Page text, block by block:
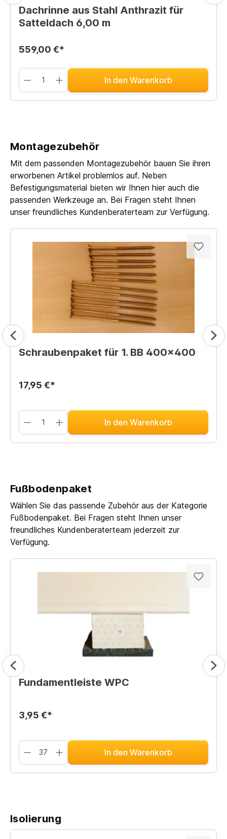
Dachrinne aus Stahl Anthrazit für
Satteldach 6,00 m
559,00 €*
In den Warenkorb
Montagezubehör
Mit dem passenden Montagezubehör bauen Sie ihren
erworbenen Artikel problemlos auf. Neben
Befestigungsmaterial bieten wir Ihnen hier auch die
passenden Werkzeuge an. Bei Fragen steht Ihnen
unser freundliches Kundenberaterteam zur Verfügung.
Schraubenpaket für 1. BB 400x400
17,95 €*
In den Warenkorb
Fußbodenpaket
Wählen Sie das passende Zubehör aus der Kategorie
Fußbodenpaket. Bei Fragen steht Ihnen unser
freundliches Kundenberaterteam jederzeit zur
Verfügung.
Fundamentleiste WPC
3,95 €*
In den Warenkorb
Isolierung